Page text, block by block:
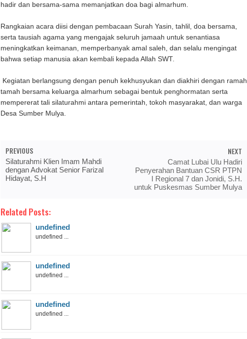
hadir dan bersama-sama memanjatkan doa bagi almarhum.
Rangkaian acara diisi dengan pembacaan Surah Yasin, tahlil, doa bersama,
serta tausiah agama yang mengajak seluruh jamaah untuk senantiasa
meningkatkan keimanan, memperbanyak amal saleh, dan selalu mengingat
bahwa setiap manusia akan kembali kepada Allah SWT.
Kegiatan berlangsung dengan penuh kekhusyukan dan diakhiri dengan ramah
tamah bersama keluarga almarhum sebagai bentuk penghormatan serta
mempererat tali silaturahmi antara pemerintah, tokoh masyarakat, dan warga
Desa Sumber Mulya.
PREVIOUS
Silaturahmi Klien Imam Mahdi
dengan Advokat Senior Farizal
Hidayat, S.H
NEXT
Camat Lubai Ulu Hadiri
Penyerahan Bantuan CSR PTPN
I Regional 7 dan Jonidi, S.H.
untuk Puskesmas Sumber Mulya
Related Posts:
undefined
undefined ...
undefined
undefined ...
undefined
undefined ...